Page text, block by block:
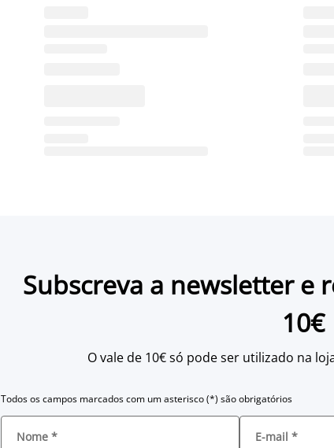
Subscreva a newsletter e
10€
O vale de 10€ só pode ser utilizado na
Todos os campos marcados com um asterisco (*) são obrigatórios
Nome * E-mail *